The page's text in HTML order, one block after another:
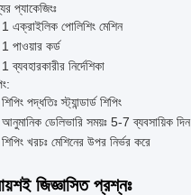
প্যাকেজিংঃ
1 এক্রাইলিক পোলিশিং মেশিন
1 পাওয়ার কর্ড
1 ব্যবহারকারীর নির্দেশিকা
শিপিং পদ্ধতিঃ স্ট্যান্ডার্ড শিপিং
আনুমানিক ডেলিভারি সময়ঃ 5-7 ব্যবসায়িক দিন
শিপিং খরচঃ মেশিনের উপর নির্ভর করে
জিজ্ঞাসিত প্রশ্নঃ